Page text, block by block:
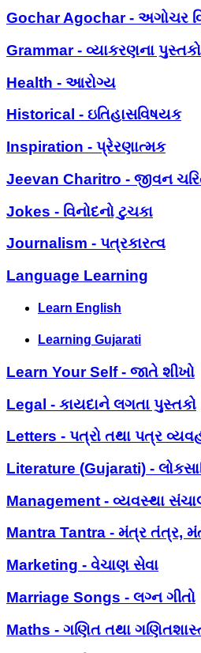
Gochar Agochar - અગોચર
Grammar - વ્યાકરણના પુસ્તકો
Health - આરોગ્ય
Historical - ઇતિહાસવિષયક
Inspiration - પ્રેરણાત્મક
Jeevan Charitro - જીવન
Jokes - વિનોદનો ટુચકા
Journalism - પત્રકારત્વ
Language Learning
Learn English
Learning Gujarati
Learn Your Self - જાતે શીખો
Legal - કાયદાને લગતા પુસ્તકો
Letters - પત્રો તથા પત્ર
Literature (Gujarati) -
Management - વ્યવસ્થા
Mantra Tantra - મંત્ર તંત્ર,
Marketing - વેચાણ સેવા
Marriage Songs - લગ્ન ગીતો
Maths - ગણિત તથા